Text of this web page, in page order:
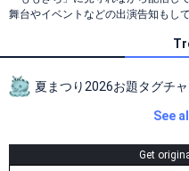
舞台やイベントなどの出演告知もし
夏まつり2026お題タグチ
See
Get